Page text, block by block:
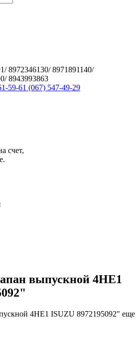
8972346130/ 8971891140/
8943993863
59-61 (067) 547-49-29
счет,
выпускной 4НE1
4НE1 ISUZU 8972195092" еще